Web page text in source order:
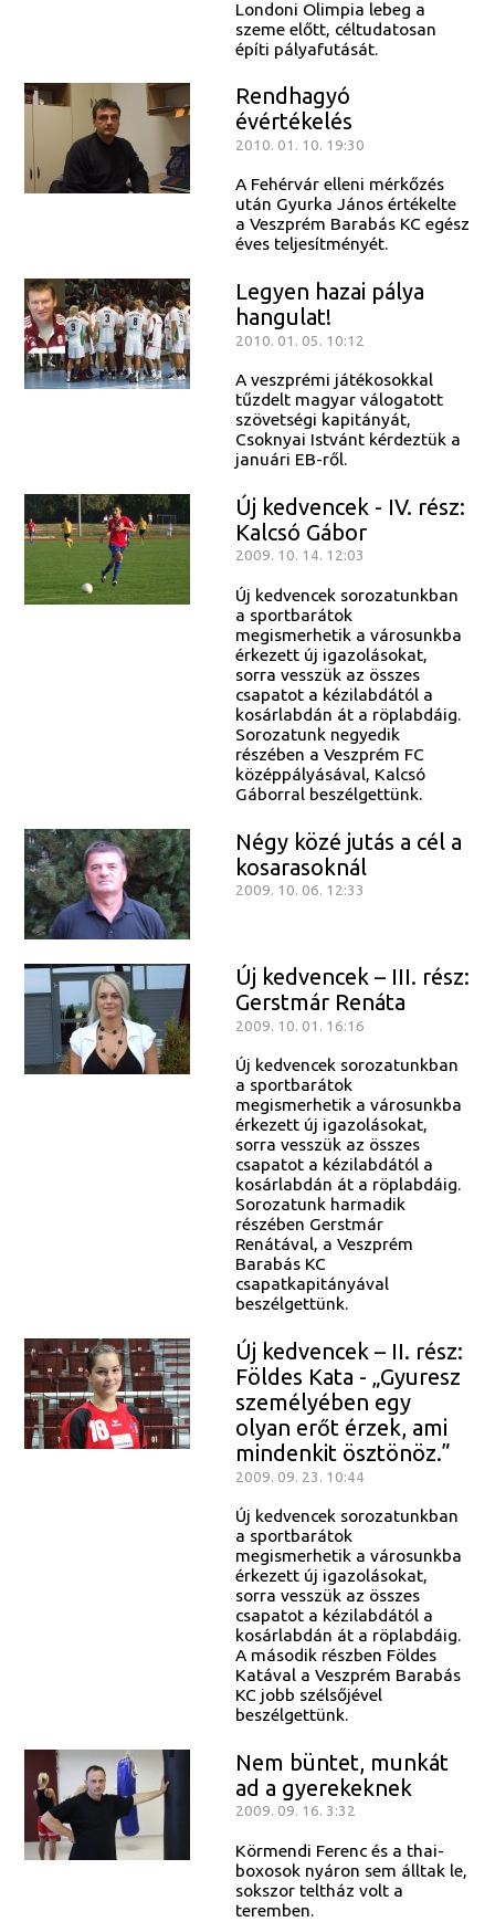
Londoni Olimpia lebeg a
szeme előtt, céltudatosan
építi pályafutását.
Rendhagyó
évértékelés
2010. 01. 10. 19:30
A Fehérvár elleni mérkőzés
után Gyurka János értékelte
a Veszprém Barabás KC egész
éves teljesítményét.
Legyen hazai pálya
hangulat!
2010. 01. 05. 10:12
A veszprémi játékosokkal
tűzdelt magyar válogatott
szövetségi kapitányát,
Csoknyai Istvánt kérdeztük a
januári EB-ről.
Új kedvencek - IV. rész:
Kalcsó Gábor
2009. 10. 14. 12:03
Új kedvencek sorozatunkban
a sportbarátok
megismerhetik a városunkba
érkezett új igazolásokat,
sorra vesszük az összes
csapatot a kézilabdától a
kosárlabdán át a röplabdáig.
Sorozatunk negyedik
részében a Veszprém FC
középpályásával, Kalcsó
Gáborral beszélgettünk.
Négy közé jutás a cél a
kosarasoknál
2009. 10. 06. 12:33
Új kedvencek – III. rész:
Gerstmár Renáta
2009. 10. 01. 16:16
Új kedvencek sorozatunkban
a sportbarátok
megismerhetik a városunkba
érkezett új igazolásokat,
sorra vesszük az összes
csapatot a kézilabdától a
kosárlabdán át a röplabdáig.
Sorozatunk harmadik
részében Gerstmár
Renátával, a Veszprém
Barabás KC
csapatkapitányával
beszélgettünk.
Új kedvencek – II. rész:
Földes Kata - „Gyuresz
személyében egy
olyan erőt érzek, ami
mindenkit ösztönöz.”
2009. 09. 23. 10:44
Új kedvencek sorozatunkban
a sportbarátok
megismerhetik a városunkba
érkezett új igazolásokat,
sorra vesszük az összes
csapatot a kézilabdától a
kosárlabdán át a röplabdáig.
A második részben Földes
Katával a Veszprém Barabás
KC jobb szélsőjével
beszélgettünk.
Nem büntet, munkát
ad a gyerekeknek
2009. 09. 16. 3:32
Körmendi Ferenc és a thai-
boxosok nyáron sem álltak le,
sokszor teltház volt a
teremben.